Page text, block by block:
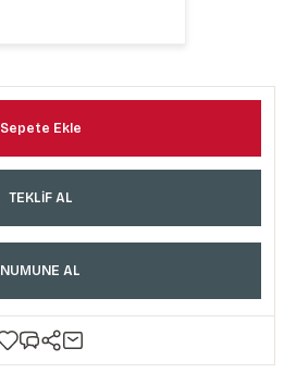
Sepete Ekle
TEKLİF AL
NUMUNE AL